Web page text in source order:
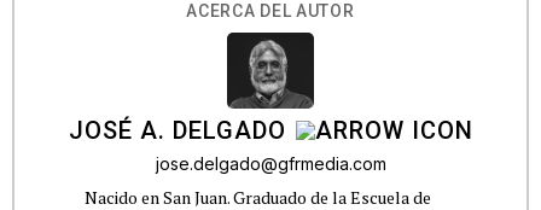
ACERCA DEL AUTOR
JOSÉ A. DELGADO
jose.delgado@gfrmedia.com
Nacido en San Juan. Graduado de la Escuela de